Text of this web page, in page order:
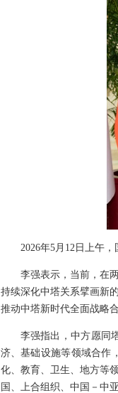
2026年5月12日上午
李强表示，当前，在
持续深化中塔关系擘画新
推动中塔新时代全面战略
李强指出，中方愿同
济、基础设施等领域合作
化、教育、卫生、地方等
国、上合组织、中国－中